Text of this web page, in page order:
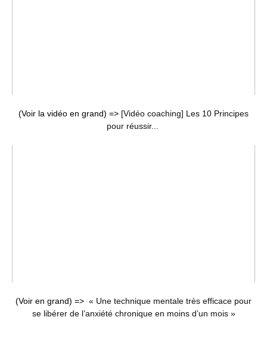
(Voir la vidéo en grand) => [Vidéo coaching] Les 10 Principes
pour réussir...
(Voir en grand) => « Une technique mentale très efficace pour
se libérer de l’anxiété chronique en moins d’un mois »